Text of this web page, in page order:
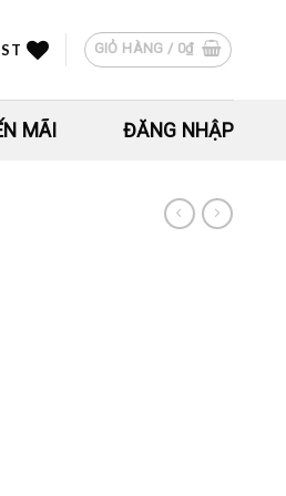
GIỎ HÀNG / 0₫
MÃI ĐĂNG NHẬP